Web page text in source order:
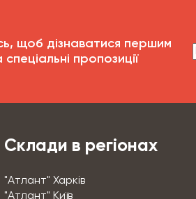
щоб дізнаватися першим
спеціальні пропозиції
Склади в регіонах
"Атлант" Харків
"Атлант" Київ